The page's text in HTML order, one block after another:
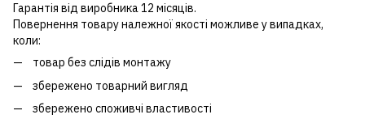
Гарантія від виробника 12 місяців.
Повернення товару належної якості можливе у випадках,
коли:
товар без слідів монтажу
збережено товарний вигляд
збережено споживчі властивості